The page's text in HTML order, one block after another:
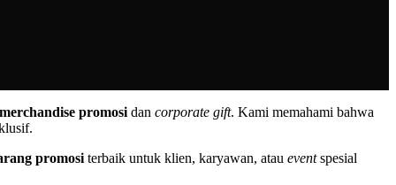
merchandise promosi dan corporate gift. Kami memahami bahwa
promosi terbaik untuk klien, karyawan, atau eventspesial